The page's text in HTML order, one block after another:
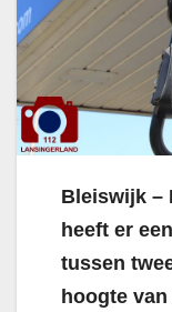
Bleiswijk –
heeft er
tussen
hoogte